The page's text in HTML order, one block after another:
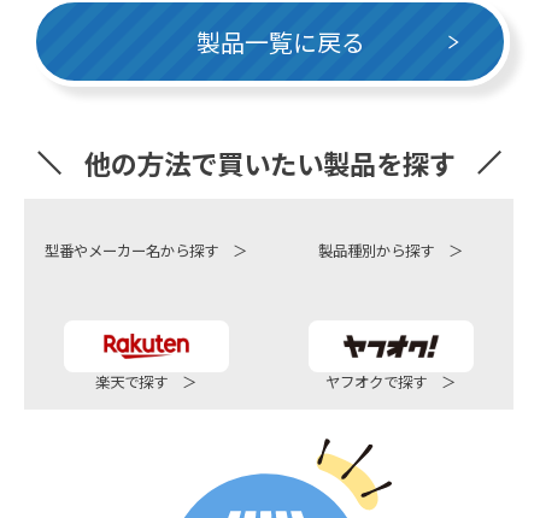
製品一覧に戻る
他の方法で買いたい製品を探す
型番やメーカー名から探す ＞ 製品種別から探す ＞
楽天で探す ＞ ヤフオクで探す ＞